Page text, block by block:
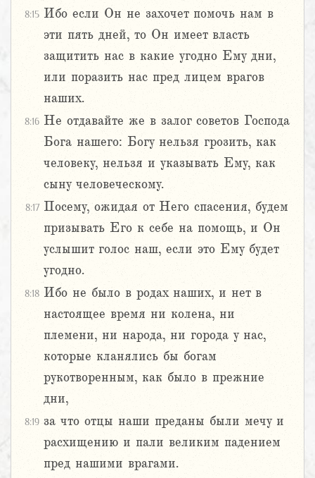
8:15 Ибо если Он не захочет помочь нам в
эти пять дней, то Он имеет власть
защитить нас в какие угодно Ему дни,
или поразить нас пред лицем врагов
наших.
8:16 Не отдавайте же в залог советов Господа
Бога нашего: Богу нельзя грозить, как
человеку, нельзя и указывать Ему, как
сыну человеческому.
8:17 Посему, ожидая от Него спасения, будем
призывать Его к себе на помощь, и Он
услышит голос наш, если это Ему будет
угодно.
8:18 Ибо не было в родах наших, и нет в
настоящее время ни колена, ни
племени, ни народа, ни города у нас,
которые кланялись бы богам
рукотворенным, как было в прежние
дни,
8:19 за что отцы наши преданы были мечу и
расхищению и пали великим падением
пред нашими врагами.